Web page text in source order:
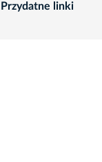
Przydatne linki
rozwiń